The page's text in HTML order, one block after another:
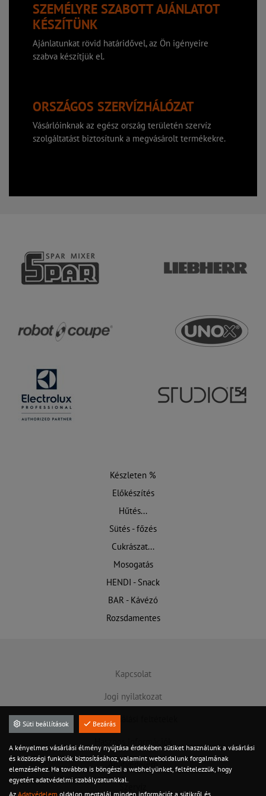
SZEMÉLYRE SZABOTT AJÁNLATOT
KÉSZÍTÜNK
Ajánlatunkat rövid határidővel, az Ön igényeire
szabva készítjük el.
ORSZÁGOS SZERVÍZHÁLÓZAT
Vásárlóinknak az egész ország területén szervíz
szolgáltatást biztosítunk a megvásárolt termékekre.
Készleten %
Előkészítés
Hűtés...
Sütés - főzés
Cukrászat...
Mosogatás
HENDI - Snack
BAR - Kávézó
Rozsdamentes
Kapcsolat
Jogi nyilatkozat
Felhasználási feltételek
Adatvédelem
Süti beállítások Bezárás
A kényelmes vásárlási élmény nyújtása érdekében sütiket használunk a vásárlási
és közösségi funkciók biztosításához, valamint weboldalunk forgalmának
elemzéséhez. Ha továbbra is böngészi a webhelyünket, feltételezzük, hogy
egyetért adatvédelmi szabályzatunkkal.
Az Adatvédelem oldalon megtalál minden információt a sütikről és